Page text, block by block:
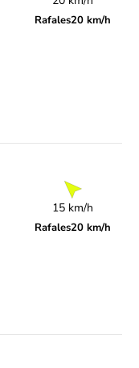
Rafales20 km/h
15 km/h
Rafales20 km/h